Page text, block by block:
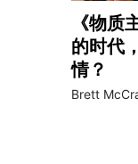
《物质
的时代
情？
Brett